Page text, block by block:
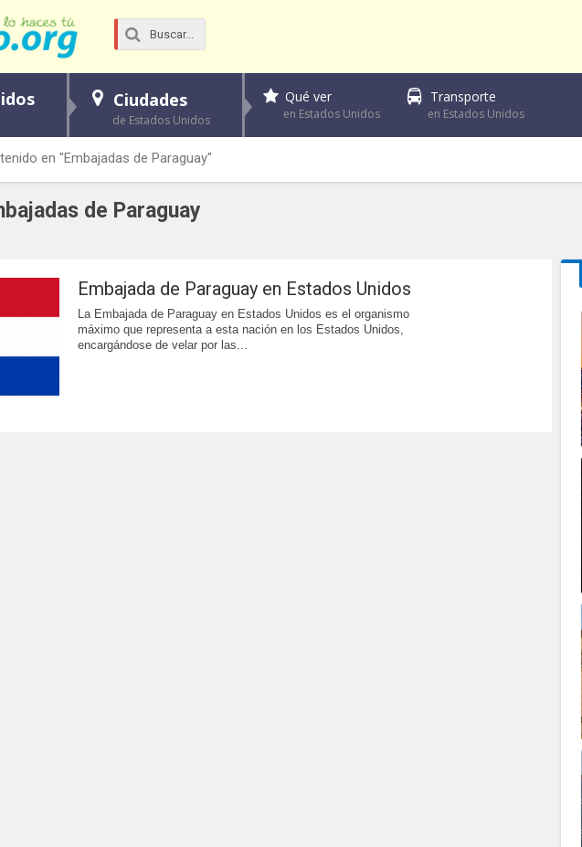
Ciudades
de Estados Unidos
Qué ver
en Estados Unidos
Transporte
en Estados Unidos
en "Embajadas de Paraguay"
de Paraguay
Embajada de Paraguay en Estados Unidos
La Embajada de Paraguay en Estados Unidos es el organismo
máximo que representa a esta nación en los Estados Unidos,
encargándose de velar por las...